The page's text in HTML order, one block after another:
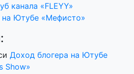
канала «FLEYY»
на Ютубе «Мефисто»
Доход блогера на Ютубе
Show»